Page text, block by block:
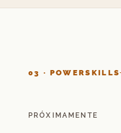
03 · POWERSKILLS
PRÓXIMAMENTE